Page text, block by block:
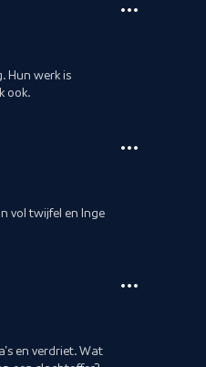
Hun werk is
ook.
vol twijfel en Inge
en verdriet. Wat